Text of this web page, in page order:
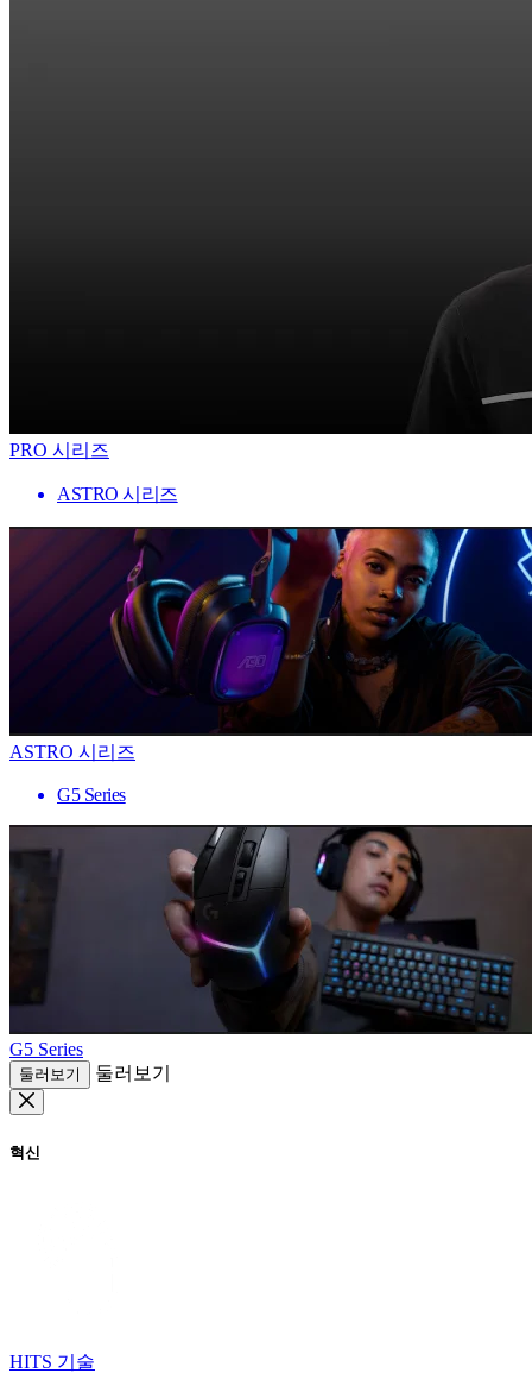
PRO 시리즈
ASTRO 시리즈
ASTRO 시리즈
G5 Series
G5 Series
둘러보기 둘러보기
혁신
HITS 기술